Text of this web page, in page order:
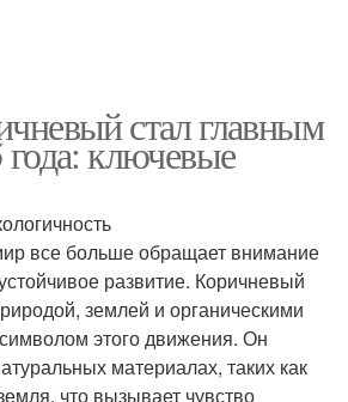
стал главным
ключевые
все больше обращает внимание
развитие. Коричневый
землей и органическими
этого движения. Он
материалах, таких как
что вызывает чувство